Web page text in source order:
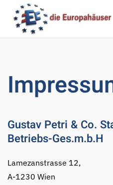
Zum Hauptinhalt springen
Gustav Petri & Co.
Betriebs-Ges.m.b.H
Lamezanstrasse 12,
A-1230 Wien